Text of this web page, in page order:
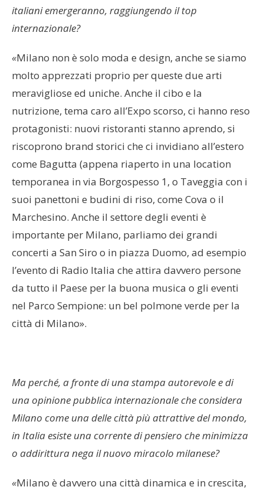
italiani emergeranno, raggiungendo il top
internazionale?
«Milano non è solo moda e design, anche se siamo
molto apprezzati proprio per queste due arti
meravigliose ed uniche. Anche il cibo e la
nutrizione, tema caro all’Expo scorso, ci hanno reso
protagonisti: nuovi ristoranti stanno aprendo, si
riscoprono brand storici che ci invidiano all’estero
come Bagutta (appena riaperto in una location
temporanea in via Borgospesso 1, o Taveggia con i
suoi panettoni e budini di riso, come Cova o il
Marchesino. Anche il settore degli eventi è
importante per Milano, parliamo dei grandi
concerti a San Siro o in piazza Duomo, ad esempio
l’evento di Radio Italia che attira davvero persone
da tutto il Paese per la buona musica o gli eventi
nel Parco Sempione: un bel polmone verde per la
città di Milano».
Ma perché, a fronte di una stampa autorevole e di
una opinione pubblica internazionale che considera
Milano come una delle città più attrattive del mondo,
in Italia esiste una corrente di pensiero che minimizza
o addirittura nega il nuovo miracolo milanese?
«Milano è davvero una città dinamica e in crescita,